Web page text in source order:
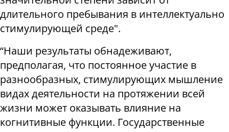
длительного пребывания в интеллектуально
стимулирующей среде".
“Наши результаты обнадеживают,
предполагая, что постоянное участие в
разнообразных, стимулирующих мышление
видах деятельности на протяжении всей
жизни может оказывать влияние на
когнитивные функции. Государственные